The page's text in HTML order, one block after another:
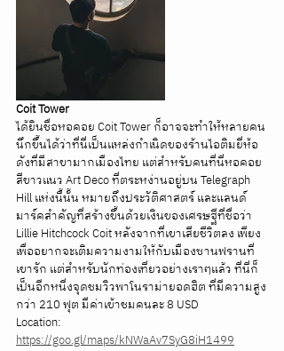
Coit Tower
ได้ยินชื่อหอคอย Coit Tower ก็อาจจะทำให้หลายคน
นึกขึ้นได้ว่าที่นี่เป็นแหล่งกำเนิดของร้านไอติมยี่ห้อ
ดังที่มีสาขามากเมืองไทย แต่สำหรับคนที่นี่หอคอย
สีขาวแนว Art Deco ที่ตระหง่านอยู่บน Telegraph
Hill แห่งนี้นั้น หมายถึงประวัติศาสตร์ และแลนด์
มาร์คสำคัญที่สร้างขึ้นด้วยเงินของเศรษฐีที่ชื่อว่า
Lillie Hitchcock Coit หลังจากที่เขาเสียชีวิตลง เพียง
เพื่ออยากจะเติมความงามให้กับเมืองซานฟรานที่
เขารัก แต่สำหรับนักท่องเที่ยวอย่างเราๆแล้ว ที่นี่ก็
เป็นอีกหนี่งจุดชมวิวพาโนราม่ายอดฮิต ที่มีความสูง
กว่า 210 ฟุต มีค่าเข้าชมคนละ 8 USD
Location:
https://goo.gl/maps/kNWaAv7SyG8iH1499